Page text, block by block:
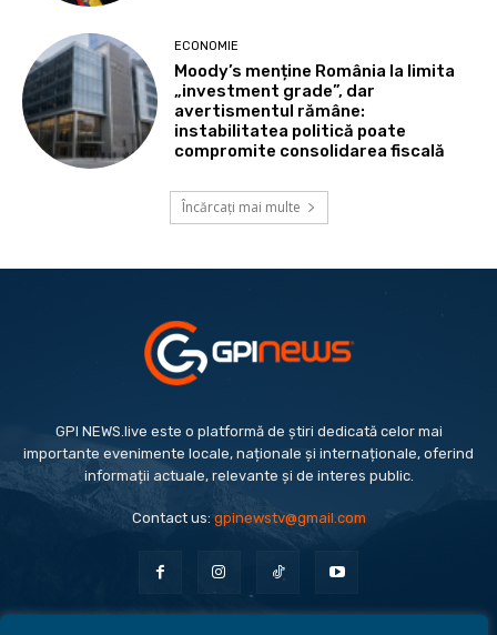
ECONOMIE
Moody’s menține România la limita
„investment grade”, dar
avertismentul rămâne:
instabilitatea politică poate
compromite consolidarea fiscală
Încărcați mai multe
GPI NEWS.live este o platformă de știri dedicată celor mai
importante evenimente locale, naționale și internaționale, oferind
informații actuale, relevante și de interes public.
Contact us:gpinewstv@gmail.com